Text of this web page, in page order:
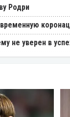
Родри
не уверен в